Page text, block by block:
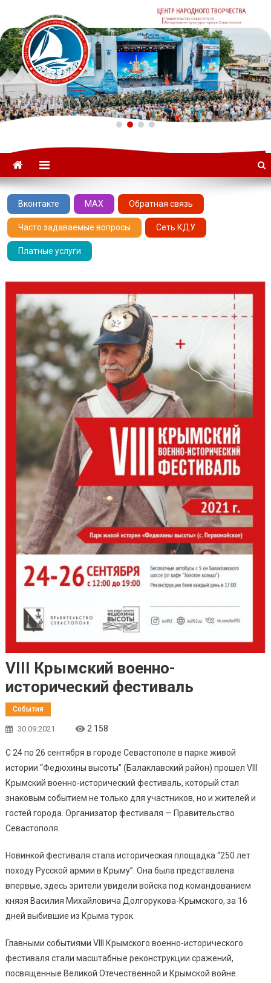
ГАУК «ЦНТ» –
Севастопольский Центр
народного творчества
Вконтакте MAX Обратная связь
Часто задаваемые вопросы Сеть КДУ
Платные услуги
VIII Крымский военно-
исторический фестиваль
События
30.09.2021 2 158
С 24 по 26 сентября в городе Севастополе в парке живой
истории “Федюхины высоты” (Балаклавский район) прошел VIII
Крымский военно-исторический фестиваль, который стал
знаковым событием не только для участников, но и жителей и
гостей города. Организатор фестиваля — Правительство
Севастополя.
Новинкой фестиваля стала историческая площадка “250 лет
походу Русской армии в Крыму”. Она была представлена
впервые, здесь зрители увидели войска под командованием
князя Василия Михайловича Долгорукова-Крымского, за 16
дней выбившие из Крыма турок.
Главными событиями VIII Крымского военно-исторического
фестиваля стали масштабные реконструкции сражений,
посвященные Великой Отечественной и Крымской войне.